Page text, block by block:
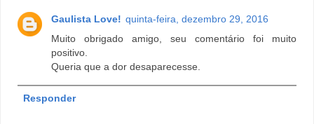
Gaulista Love! quinta-feira, dezembro 29, 2016
Muito obrigado amigo, seu comentário foi muito
positivo.
Queria que a dor desaparecesse.
Responder